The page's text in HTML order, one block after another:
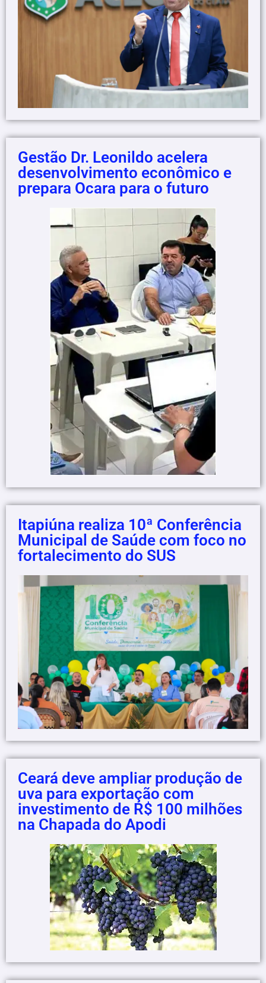
Gestão Dr. Leonildo acelera
desenvolvimento econômico e
prepara Ocara para o futuro
Itapiúna realiza 10ª Conferência
Municipal de Saúde com foco no
fortalecimento do SUS
Ceará deve ampliar produção de
uva para exportação com
investimento de R$ 100 milhões
na Chapada do Apodi